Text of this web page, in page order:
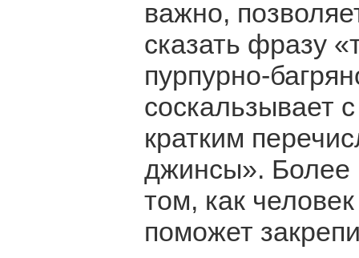
важно,
сказать фразу
пурпурно-
соскальзывает
кратким
джинсы». Более
том, как человек
поможет